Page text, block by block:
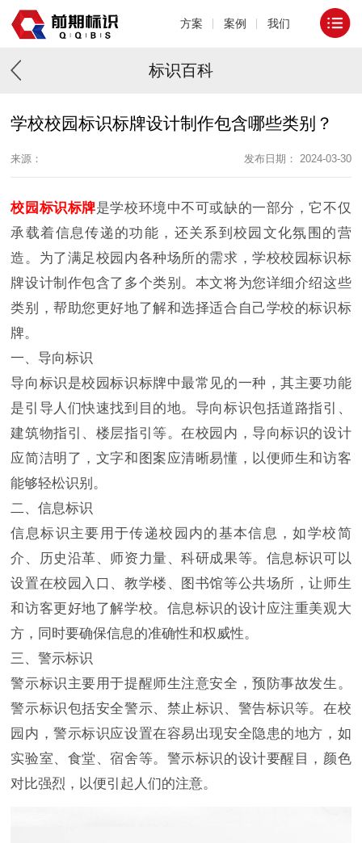
方案 案例 我们
标识百科
学校校园标识标牌设计制作包含哪些类别？
来源： 发布日期： 2024-03-30
校园标识标牌是学校环境中不可或缺的一部分，它不仅
承载着信息传递的功能，还关系到校园文化氛围的营
造。为了满足校园内各种场所的需求，学校校园标识标
牌设计制作包含了多个类别。本文将为您详细介绍这些
类别，帮助您更好地了解和选择适合自己学校的标识标
牌。
一、导向标识
导向标识是校园标识标牌中最常见的一种，其主要功能
是引导人们快速找到目的地。导向标识包括道路指引、
建筑物指引、楼层指引等。在校园内，导向标识的设计
应简洁明了，文字和图案应清晰易懂，以便师生和访客
能够轻松识别。
二、信息标识
信息标识主要用于传递校园内的基本信息，如学校简
介、历史沿革、师资力量、科研成果等。信息标识可以
设置在校园入口、教学楼、图书馆等公共场所，让师生
和访客更好地了解学校。信息标识的设计应注重美观大
方，同时要确保信息的准确性和权威性。
三、警示标识
警示标识主要用于提醒师生注意安全，预防事故发生。
警示标识包括安全警示、禁止标识、警告标识等。在校
园内，警示标识应设置在容易出现安全隐患的地方，如
实验室、食堂、宿舍等。警示标识的设计要醒目，颜色
对比强烈，以便引起人们的注意。